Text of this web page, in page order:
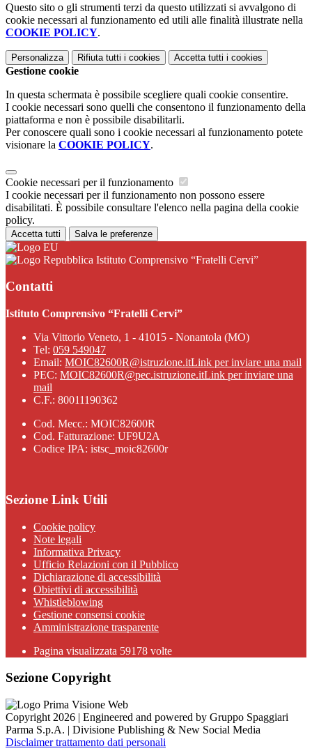
Questo sito o gli strumenti terzi da questo utilizzati si avvalgono di
cookie necessari al funzionamento ed utili alle finalità illustrate nella
COOKIE POLICY.
Personalizza Rifiuta tutti i cookies Accetta tutti i cookies
Gestione cookie
In questa schermata è possibile scegliere quali cookie consentire.
I cookie necessari sono quelli che consentono il funzionamento della
piattaforma e non è possibile disabilitarli.
Per conoscere quali sono i cookie necessari al funzionamento potete
visionare la COOKIE POLICY.
Cookie necessari per il funzionamento
I cookie necessari per il funzionamento non possono essere
disabilitati. È possibile consultare l'elenco nella pagina della cookie
policy.
Accetta tutti Salva le preferenze
Istituto Comprensivo “Fratelli Cervi”
Contatti
Istituto Comprensivo “Fratelli Cervi”
Via Vittorio Veneto, 1 - 41015 - Nonantola (MO)
Tel: 059 549047
Email: MOIC82600R@istruzione.itLink per inviare una mail
PEC: MOIC82600R@pec.istruzione.itLink per inviare una
mail
C.F.: 80011190362
Cod. Mecc.: MOIC82600R
Cod. Fatturazione: UF9U2A
Codice IPA: istsc_moic82600r
Sezione Link Utili
Cookie policy
Note legali
Informativa Privacy
Ufficio Relazioni con il Pubblico
Dichiarazione di accessibilità
Obiettivi di accessibilità
Whistleblowing
Gestione consensi cookie
Amministrazione trasparente
Pagina visualizzata 59178 volte
Sezione Copyright
Copyright 2026 | Engineered and powered by Gruppo Spaggiari
Parma S.p.A. | Divisione Publishing & New Social Media
Disclaimer trattamento dati personali